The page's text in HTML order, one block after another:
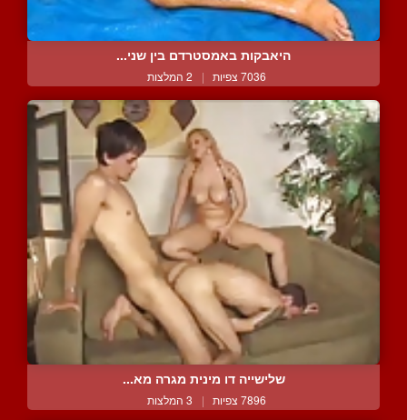
היאבקות באמסטרדם בין שני...
7036 צפיות | 2 המלצות
שלישייה דו מינית מגרה מא...
7896 צפיות | 3 המלצות